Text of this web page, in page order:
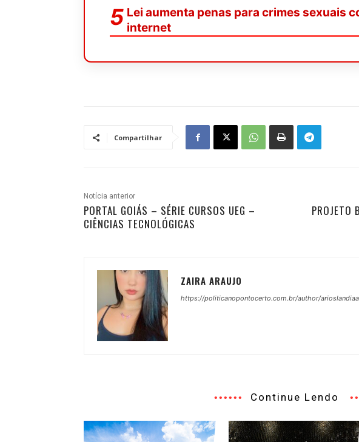
Lei aumenta penas para crimes sexuais
internet
Compartilhar
Notícia anterior
PORTAL GOIÁS – SÉRIE CURSOS UEG –
CIÊNCIAS TECNOLÓGICAS
PROJETO
ZAIRA ARAUJO
https://politicanopontocerto.com.br/author/
Continue Lendo